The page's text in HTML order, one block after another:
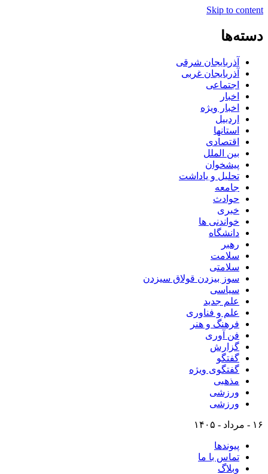
Skip to content
دسته‌ها
آذربایجان شرقی
آذربایجان غربی
اجتماعی
اخبار
اخبار ویژه
اردبیل
استانها
اقتصادی
بین الملل
پیشخوان
تحلیل و یاداشت
جامعه
حوادث
خبری
خواندنی ها
دانشگاه
رهبر
سلامت
سلامتی
سوز بیزدن قولاق سیزدن
سیاسی
علم جدید
علم و فناوری
فرهنگ و هنر
فن آوری
گزارش
گفتگو
گفتگوی ویژه
مذهبی
ورزشی
ورزشی
۱۶ - مرداد - ۱۴۰۵
پیوندها
تماس با ما
وبلاگ